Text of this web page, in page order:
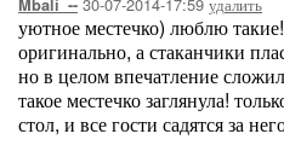
Mbali_--
уютное местечко) люблю
оригинально, а стаканчики
но в целом впечатление
такое местечко заглянула!
стол, и все гости садятся за